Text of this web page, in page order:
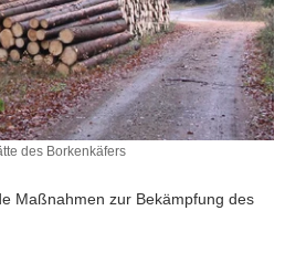
des Borkenkäfers
Maßnahmen zur Bekämpfung des